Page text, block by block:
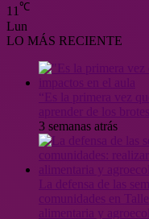
11℃
Lun
LO MÁS RECIENTE
3 semanas atrás